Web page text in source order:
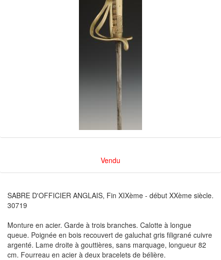
Vendu
SABRE D'OFFICIER ANGLAIS, Fin XIXème - début XXème siècle.
30719
Monture en acier. Garde à trois branches. Calotte à longue
queue. Poignée en bois recouvert de galuchat gris filigrané cuivre
argenté. Lame droite à gouttières, sans marquage, longueur 82
cm. Fourreau en acier à deux bracelets de bélière.